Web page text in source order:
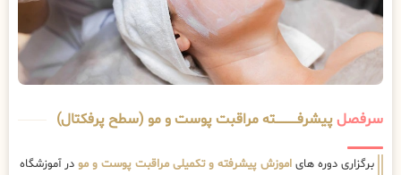
سرفصلپیشرفــــــــــــته مراقبت پوست و مو (سطح پرفکتال)
برگزاری دوره های اموزش پیشرفته و تکمیلی مراقبت پوست و مو در آموزشگاه